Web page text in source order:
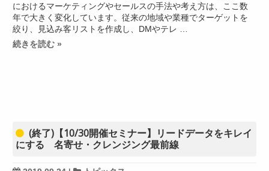
におけるマーケティングやセールスの手法や考え方は、ここ数
年で大きく変化しています。従来の地域や業種でターゲットを
絞り、見込み客リストを作成し、DMやテレ …
続きを読む »
(終了)【10/30開催セミナー】リードデータをキレイ
にする 名寄せ・クレンジング最前線